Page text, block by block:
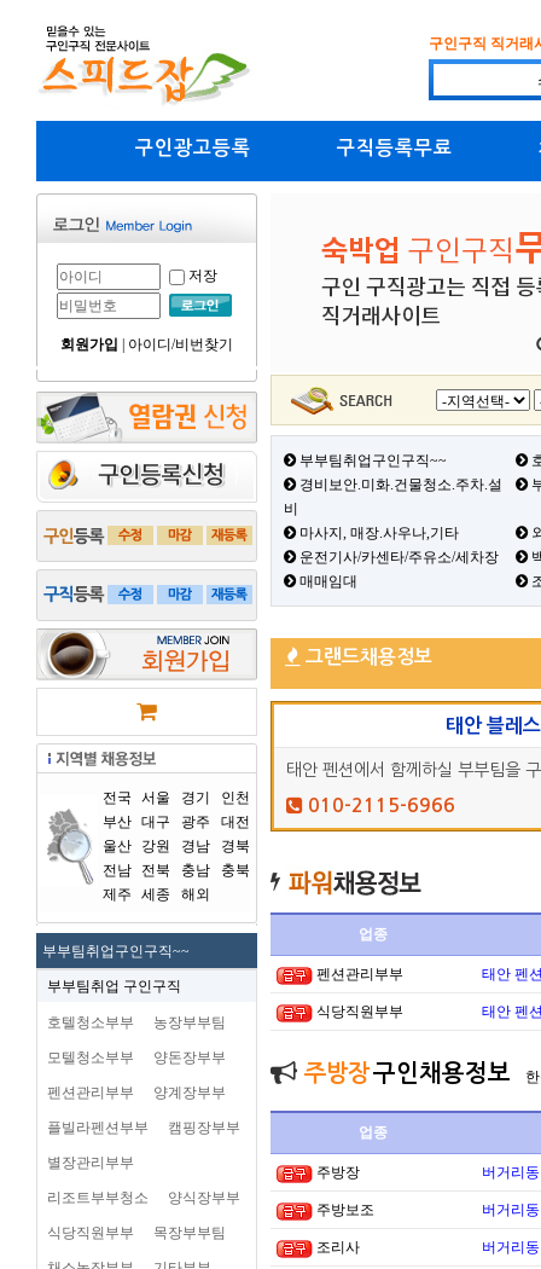
구인구직 직거래
구인광고등록 구직등록무료
저장
회원가입 아이디/비번찾기
전국 서울 경기
인천
부산 대구 광주
대전
울산
강원 경남
경북
전남
전북 충남
충북
제주
세종 해외
부부팀취업구인구직~~
부부팀취업 구인구직
호텔청소부부 농장부부팀
모텔청소부부 양돈장부부
펜션관리부부 양계장부부
플빌라펜션부부 캠핑장부부
별장관리부부
리조트부부청소 양식장부부
식당직원부부 목장부부팀
부부팀취업구인구직~~
경비보안.미화.건물청소.주차.설
비
마사지, 매장.사우나,기타
운전기사/카센타/주유소/세차장
매매임대
그랜드채용정보
태안 블레
태안 펜션에서 함께하실 부부팀을
010-2115-6966
업종
펜션관리부부 태안 펜
식당직원부부 태안 펜
주방장구인채용정보
업종
주방장 버거리
주방보조 버거리
조리사 버거리